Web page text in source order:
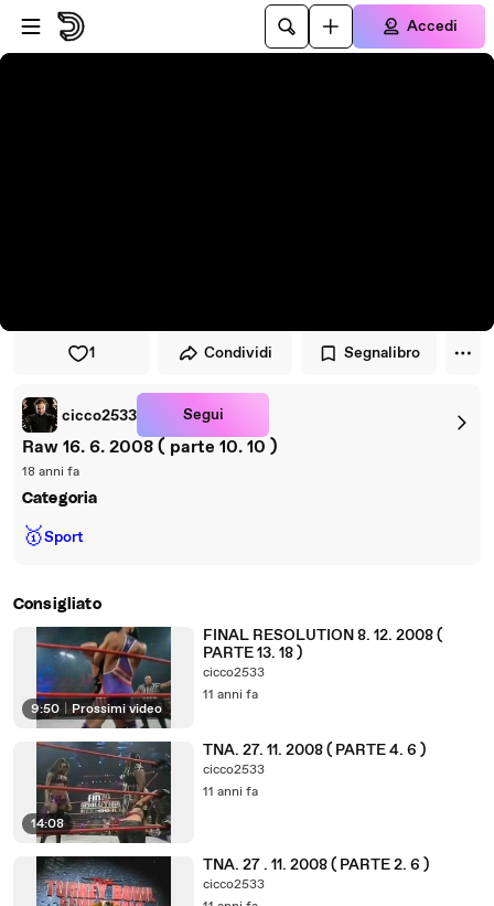
Vai al lettore
Passa al contenuto principale
Accedi
1 Condividi Segnalibro
cicco2533 Segui
Raw 16. 6. 2008 ( parte 10. 10 )
18 anni fa
Categoria
🥇Sport
Consigliato
9:50 Prossimi video
FINAL RESOLUTION 8. 12. 2008 (
PARTE 13. 18 )
cicco2533
11 anni fa
14:08
TNA. 27. 11. 2008 ( PARTE 4. 6 )
cicco2533
11 anni fa
TNA. 27 . 11. 2008 ( PARTE 2. 6 )
cicco2533